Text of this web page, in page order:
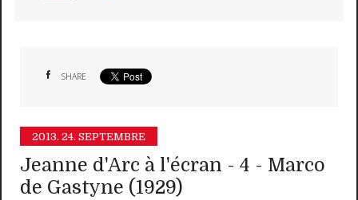
SHARE
2013. 24. SEPTEMBRE
Jeanne d'Arc à l'écran - 4 - Marco
de Gastyne (1929)